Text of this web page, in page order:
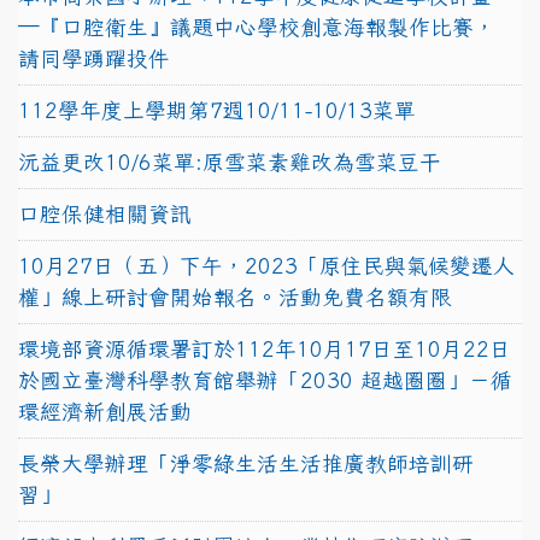
─『口腔衛生』議題中心學校創意海報製作比賽，
請同學踴躍投件
112學年度上學期第7週10/11-10/13菜單
沅益更改10/6菜單:原雪菜素雞改為雪菜豆干
口腔保健相關資訊
10月27日（五）下午，2023「原住民與氣候變遷人
權」線上研討會開始報名。活動免費名額有限
環境部資源循環署訂於112年10月17日至10月22日
於國立臺灣科學教育館舉辦「2030 超越圈圈」－循
環經濟新創展活動
長榮大學辦理「淨零綠生活生活推廣教師培訓研
習」